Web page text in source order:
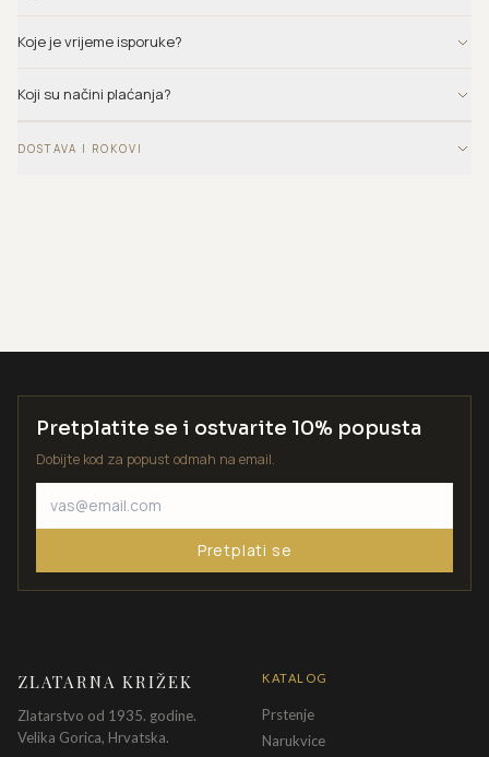
Koje je vrijeme isporuke?
Koji su načini plaćanja?
DOSTAVA I ROKOVI
Pretplatite se i ostvarite 10% popusta
Dobijte kod za popust odmah na email.
Pretplati se
ZLATARNA KRIŽEK
Zlatarstvo od 1935. godine.
Velika Gorica, Hrvatska.
KATALOG
Prstenje
Narukvice